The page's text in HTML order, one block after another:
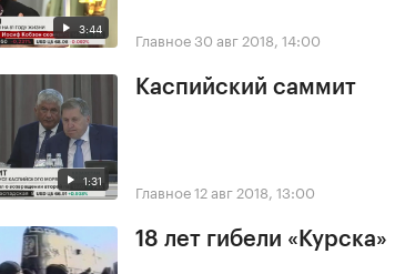
3:44 Главное30 авг 2018, 14:00
1:31
Каспийский саммит
Главное12 авг 2018, 13:00
18 лет гибели «Курска»